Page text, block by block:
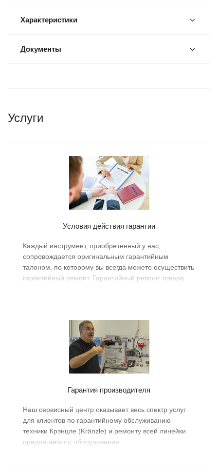
Характеристики
Документы
Услуги
Условия действия гарантии
Каждый инструмент, приобретенный у нас,
сопровождается оригинальным гарантийным
талоном, по которому вы всегда можете осуществить
гарантийный ремонт. Гарантийный ремонт товара
Гарантия производителя
Наш сервисный центр оказывает весь спектр услуг
для клиентов по гарантийному обслуживанию
техники Крэнцле (Kränzle) и ремонту всей линейки
предлагаемого оборудования.